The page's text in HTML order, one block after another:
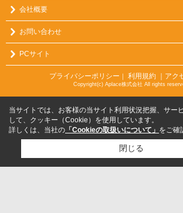
会社概要
お問い合わせ
PCサイト
プライバシーポリシー ｜ 利用規約 ｜アク
Copyright(c) Aplace株式会社 All rights
当サイトでは、お客様の当サイト利用状況把握、サー
して、クッキー（Cookie）を使用しています。
詳しくは、当社の 「Cookieの取扱いについて」 をご確
閉じる